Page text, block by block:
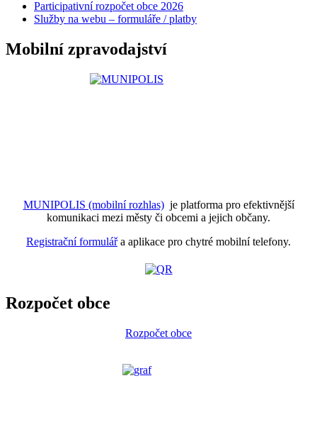
Participativní rozpočet obce 2026
Služby na webu – formuláře / platby
Mobilní zpravodajství
MUNIPOLIS (mobilní rozhlas)je platforma pro efektivnější
komunikaci mezi městy či obcemi a jejich občany.
Registrační formulářa aplikace pro chytré mobilní telefony.
Rozpočet obce
Rozpočet obce